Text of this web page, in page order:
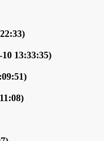
10 13:33:35)